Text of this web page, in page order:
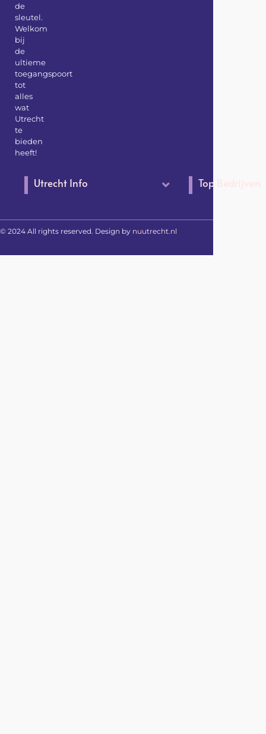
de
sleutel.
Welkom
bij
de
ultieme
toegangspoort
tot
alles
wat
Utrecht
te
bieden
heeft!
Utrecht Info Top Bedrijven
© 2024 All rights reserved. Design by nuutrecht.nl